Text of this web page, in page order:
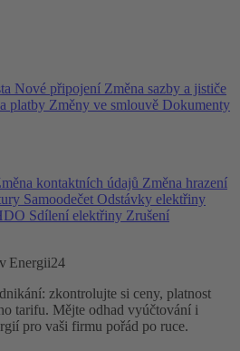
Nové připojení Změna sazby a jističe
platby Změny ve smlouvě Dokumenty
kontaktních údajů Změna hrazení
Samoodečet Odstávky elektřiny
Sdílení elektřiny Zrušení
Energii24
zkontrolujte si ceny, platnost
tarifu. Mějte odhad vyúčtování i
pro vaši firmu pořád po ruce.